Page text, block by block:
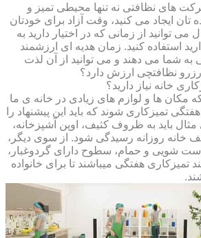
های نظافتی نه تنها محیطی تمیز و
تان ایجاد می کنید، وقت آزاد برای خودتان
توانید از زمانی که در اختیار دارید به
استفاده کنید. زمان هدیه ای ارزشمند
شما می دهند و می توانید از آن لذت
نظافتچی ارزش دارد؟
خانه نیاز دارید؟
مکان ها و لوازم های زیادی در خانه ی ما
تمیزکاری شوند که باید این پیشنهاد را
باید به ظروف کثیف، اوپن آشپزخانه،
خانه روزانه رسیدگی شود. از سوی دیگر،
شویی و حمام، سطوح دارای گردوغبار،
تمیزکاری هفتگی میباشند تا برای خانواده